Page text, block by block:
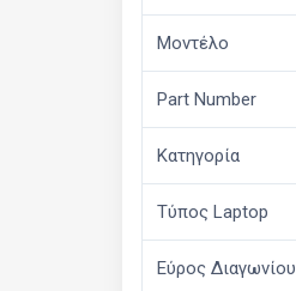
Μοντέλο
Part Number
Κατηγορία
Τύπος Laptop
Εύρος Διαγωνίου